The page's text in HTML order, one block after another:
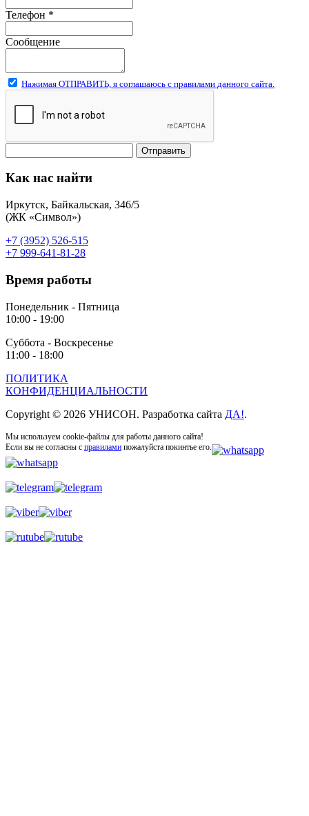
Телефон *
Сообщение
Нажимая ОТПРАВИТЬ, я соглашаюсь с правилами данного сайта.
Отправить
Как нас найти
Иркутск, Байкальская, 346/5
(ЖК «Символ»)
+7 (3952) 526-515
+7 999-641-81-28
Время работы
Понедельник - Пятница
10:00 - 19:00
Суббота - Воскресенье
11:00 - 18:00
ПОЛИТИКА
КОНФИДЕНЦИАЛЬНОСТИ
Copyright © 2026 УНИСОН. Разработка сайта ДА!.
Мы используем cookie-файлы для работы данного сайта!
Если вы не согласны с правилами пожалуйста покинтье его.